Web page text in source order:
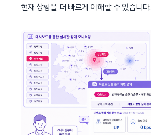
현재 상황을 더 빠르게 이해할 수 있습니다.